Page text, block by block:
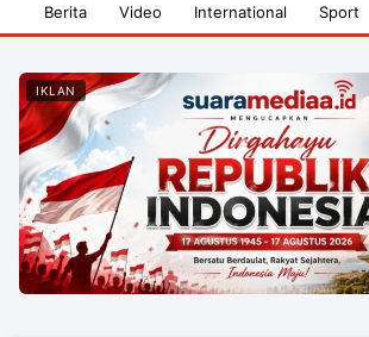
Berita Video International Sport
IKLAN